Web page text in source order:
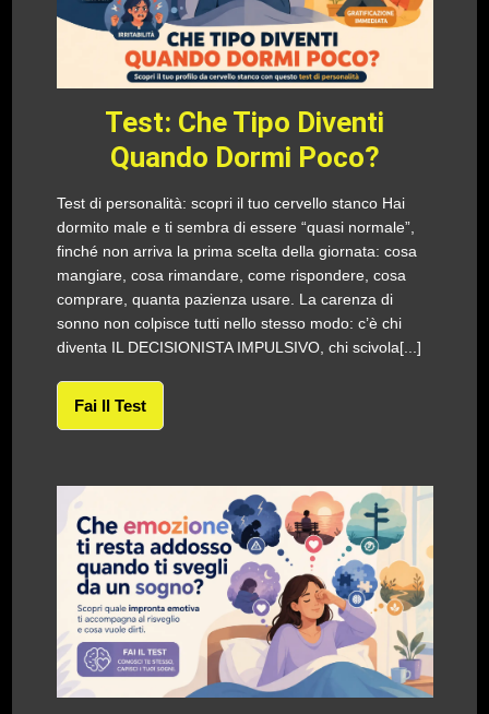
Test: Che Tipo Diventi
Quando Dormi Poco?
Test di personalità: scopri il tuo cervello stanco Hai
dormito male e ti sembra di essere “quasi normale”,
finché non arriva la prima scelta della giornata: cosa
mangiare, cosa rimandare, come rispondere, cosa
comprare, quanta pazienza usare. La carenza di
sonno non colpisce tutti nello stesso modo: c’è chi
diventa IL DECISIONISTA IMPULSIVO, chi scivola[...]
Fai Il Test